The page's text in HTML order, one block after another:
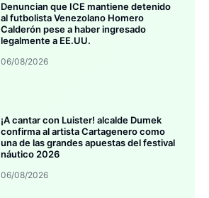
Denuncian que ICE mantiene detenido
al futbolista Venezolano Homero
Calderón pese a haber ingresado
legalmente a EE.UU.
06/08/2026
¡A cantar con Luister! alcalde Dumek
confirma al artista Cartagenero como
una de las grandes apuestas del festival
náutico 2026
06/08/2026